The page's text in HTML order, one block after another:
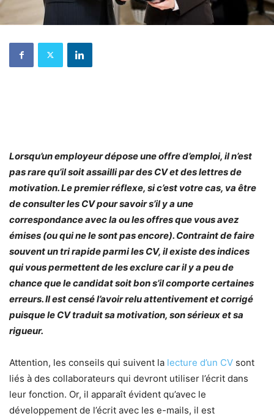
Lorsqu’un employeur dépose une offre d’emploi, il n’est
pas rare qu’il soit assailli par des CV et des lettres de
motivation. Le premier réflexe, si c’est votre cas, va être
de consulter les CV pour savoir s’il y a une
correspondance avec la ou les offres que vous avez
émises (ou qui ne le sont pas encore). Contraint de faire
souvent un tri rapide parmi les CV, il existe des indices
qui vous permettent de les exclure car il y a peu de
chance que le candidat soit bon s’il comporte certaines
erreurs. Il est censé l’avoir relu attentivement et corrigé
puisque le CV traduit sa motivation, son sérieux et sa
rigueur.
Attention, les conseils qui suivent la lecture d’un CV sont
liés à des collaborateurs qui devront utiliser l’écrit dans
leur fonction. Or, il apparaît évident qu’avec le
développement de l’écrit avec les e-mails, il est